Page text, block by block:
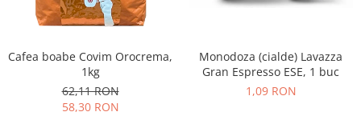
Piese schimb espressoare
Curatare
Portafiltre
Cafea boabe Covim Orocrema,
1kg
62,11 RON
58,30 RON
Monodoza (cialde) Lavazza
Gran Espresso ESE, 1 buc
1,09 RON